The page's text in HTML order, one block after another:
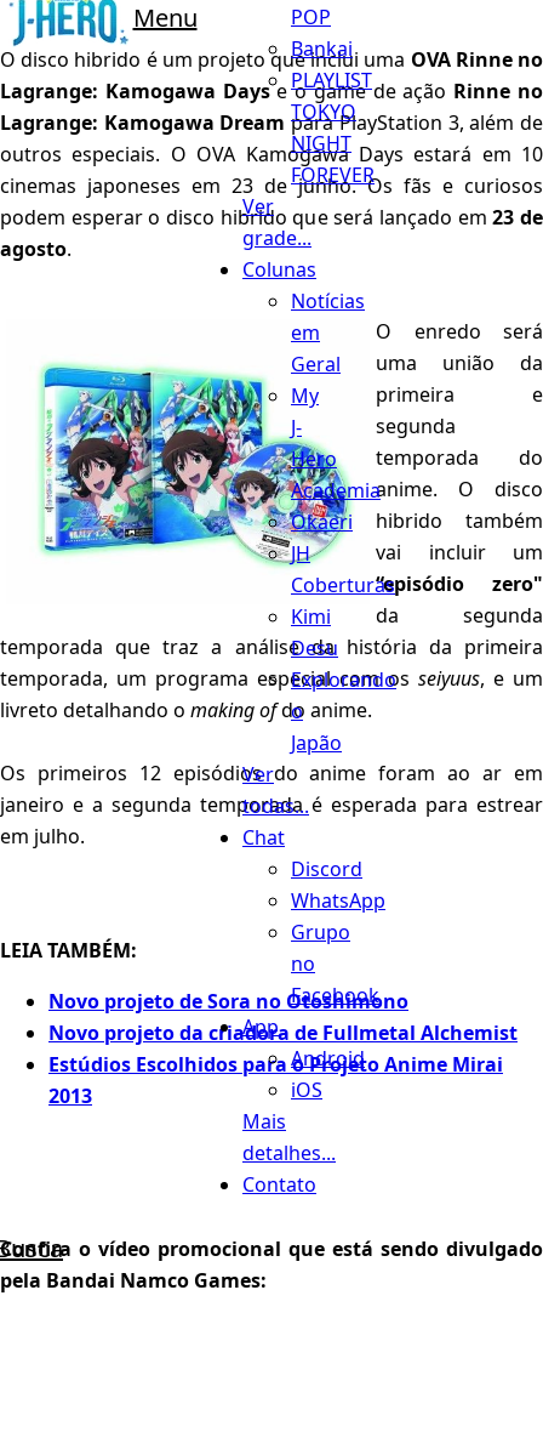
Menu
POP
Bankai
PLAYLIST
TOKYO
NIGHT
FOREVER
Ver
grade...
Colunas
Notícias
em
Geral
My
J-
Hero
Academia
Okaeri
JH
Coberturas
Kimi
Desu
Explorando
o
Japão
Ver
todas...
Chat
Discord
WhatsApp
Grupo
no
Facebook
App
Android
iOS
Mais
detalhes...
Contato
O disco hibrido é um projeto que inclui uma OVA Rinne no
Lagrange: Kamogawa Dayse o game de ação Rinne no
Lagrange: Kamogawa Dream para PlayStation 3, além de
outros especiais. O OVA Kamogawa Days estará em 10
cinemas japoneses em 23 de junho. Os fãs e curiosos
podem esperar o disco hibrido que será lançado em23 de
agosto.
O enredo será
uma união da
primeira e
segunda
temporada do
anime. O disco
hibrido também
vai incluir um
“episódio zero"
da segunda
temporada que traz a análise da história da primeira
temporada, um programa especial com os seiyuus, e um
livreto detalhando o making ofdo anime.
Os primeiros 12 episódios do anime foram ao ar em
janeiro e a segunda temporada é esperada para estrear
em julho.
LEIA TAMBÉM:
Novo projeto de Sora no Otoshimono
Novo projeto da criadora de Fullmetal Alchemist
Estúdios Escolhidos para o Projeto Anime Mirai
2013
Confira o vídeo promocional que está sendo divulgado
pela Bandai Namco Games: